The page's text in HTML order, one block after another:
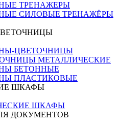
ТРЕНАЖЕРЫ
СИЛОВЫЕ ТРЕНАЖЁРЫ
ЦВЕТОЧНИЦЫ
МЕТАЛЛИЧЕСКИЕ
БЕТОННЫЕ
ПЛАСТИКОВЫЕ
ШКАФЫ
ШКАФЫ
ДОКУМЕНТОВ